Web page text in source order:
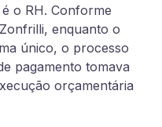
o RH. Conforme
enquanto o
único, o processo
pagamento tomava
orçamentária